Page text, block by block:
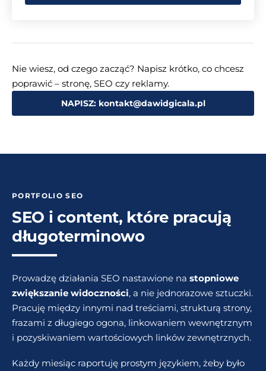
Nie wiesz, od czego zacząć? Napisz krótko, co chcesz
poprawić – stronę, SEO czy reklamy.
NAPISZ: kontakt@dawidgicala.pl
PORTFOLIO SEO
SEO i content, które pracują
długoterminowo
Prowadzę działania SEO nastawione na stopniowe
zwiększanie widoczności, a nie jednorazowe sztuczki.
Pracuję między innymi nad treściami, strukturą strony,
frazami z długiego ogona, linkowaniem wewnętrznym
i pozyskiwaniem wartościowych linków zewnętrznych.
Każdy miesiąc raportuję prostym językiem, żeby było